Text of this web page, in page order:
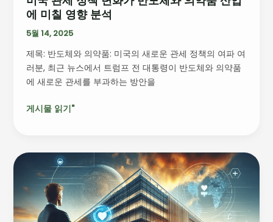
에 미칠 영향 분석
5월 14, 2025
제목: 반도체와 의약품: 미국의 새로운 관세 정책의 여파 여
러분, 최근 뉴스에서 트럼프 전 대통령이 반도체와 의약품
에 새로운 관세를 부과하는 방안을
와
의
품
산
업
미
향
석
게시물 읽기"
운
COO
Elva